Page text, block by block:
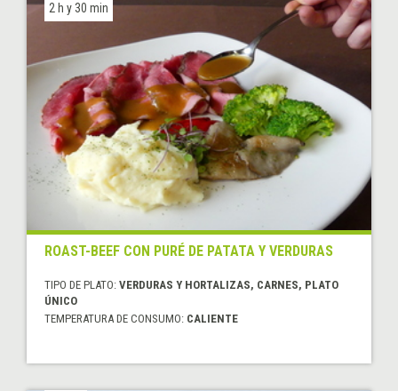
2 h y 30 min
ROAST-BEEF CON PURÉ DE PATATA Y VERDURAS
TIPO DE PLATO: VERDURAS Y HORTALIZAS, CARNES, PLATO
ÚNICO
TEMPERATURA DE CONSUMO: CALIENTE